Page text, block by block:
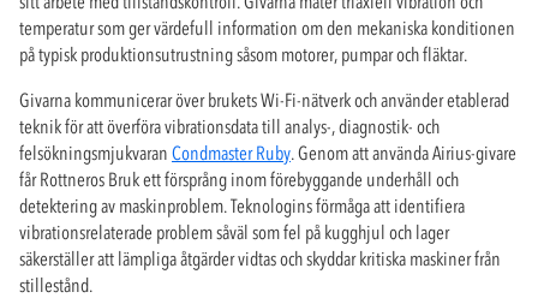
temperatur som ger värdefull information om den mekaniska konditionen
på typisk produktionsutrustning såsom motorer, pumpar och fläktar.
Givarna kommunicerar över brukets Wi-Fi-nätverk och använder etablerad
teknik för att överföra vibrationsdata till analys-, diagnostik- och
felsökningsmjukvaran Condmaster Ruby. Genom att använda Airius-givare
får Rottneros Bruk ett försprång inom förebyggande underhåll och
detektering av maskinproblem. Teknologins förmåga att identifiera
vibrationsrelaterade problem såväl som fel på kugghjul och lager
säkerställer att lämpliga åtgärder vidtas och skyddar kritiska maskiner från
stillestånd.